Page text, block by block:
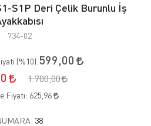
S1P Deri Çelik Burunlu İş
734-02
(%10):599,00
1.700,00
Fiyatı: 625,96
38